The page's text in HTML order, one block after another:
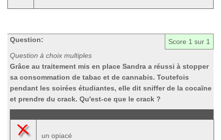
Score 1 sur 1
Question:
Question à choix multiples
Grâce au traitement mis en place Sandra a réussi à stopper
sa consommation de tabac et de cannabis. Toutefois
pendant les soirées étudiantes, elle dit sniffer de la cocaïne
et prendre du crack. Qu'est-ce que le crack ?
un opiacé